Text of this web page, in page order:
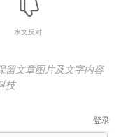
水文反对
留文章图片及文字内容
技
登录